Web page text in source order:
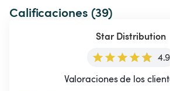
Calificaciones (39)
Star Distribution
4.9
Valoraciones de los